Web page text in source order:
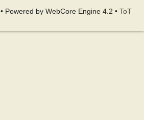
• Powered by WebCore Engine 4.2 • ToT